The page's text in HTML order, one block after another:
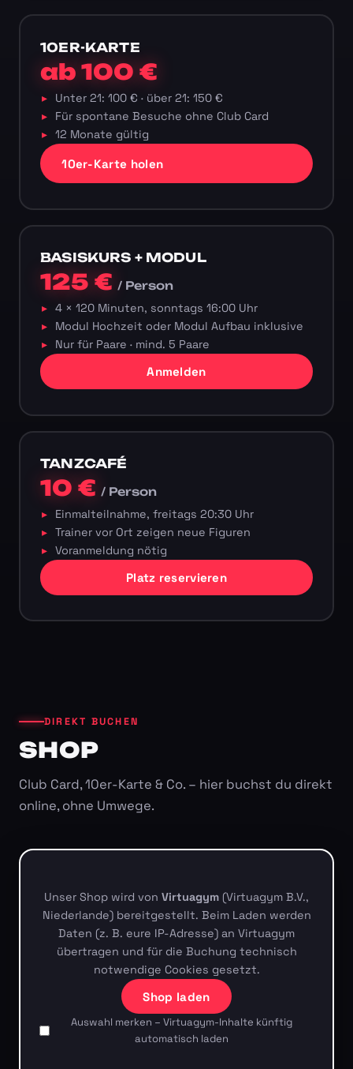
10ER-KARTE
ab 100 €
Unter 21: 100 € · über 21: 150 €
Für spontane Besuche ohne Club Card
12 Monate gültig
10er-Karte holen
BASISKURS + MODUL
125 €/ Person
4 × 120 Minuten, sonntags 16:00 Uhr
Modul Hochzeit oder Modul Aufbau inklusive
Nur für Paare · mind. 5 Paare
Anmelden
TANZCAFÉ
10 €/ Person
Einmalteilnahme, freitags 20:30 Uhr
Trainer vor Ort zeigen neue Figuren
Voranmeldung nötig
Platz reservieren
DIREKT BUCHEN
SHOP
Club Card, 10er-Karte & Co. – hier buchst du direkt
online, ohne Umwege.
Unser Shop wird von Virtuagym (Virtuagym B.V.,
Niederlande) bereitgestellt. Beim Laden werden
Daten (z. B. eure IP-Adresse) an Virtuagym
übertragen und für die Buchung technisch
notwendige Cookies gesetzt.
Shop laden
Auswahl merken – Virtuagym-Inhalte künftig
automatisch laden